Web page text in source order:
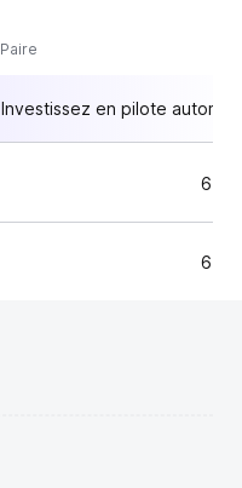
Paire
Investissez en pilote
65
65